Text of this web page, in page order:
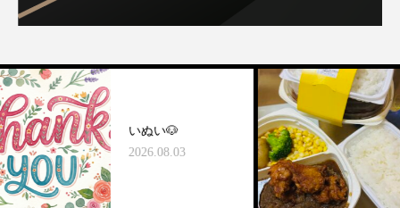
いぬい🐶
2026.08.03
🦦